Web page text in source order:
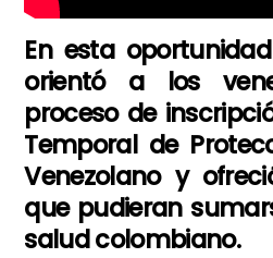
En esta
orientó a los
proceso de
Temporal de
Venezolano y
que pudieran
salud colombiano.